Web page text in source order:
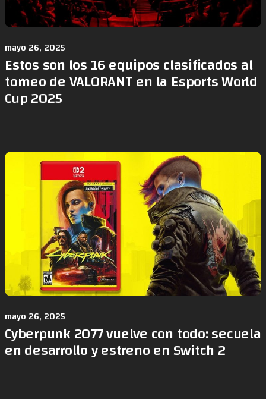
mayo 26, 2025
Estos son los 16 equipos clasificados al
torneo de VALORANT en la Esports World
Cup 2025
mayo 26, 2025
Cyberpunk 2077 vuelve con todo: secuela
en desarrollo y estreno en Switch 2